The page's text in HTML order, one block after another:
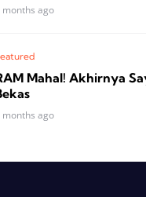
months ago
Mahal! Akhirnya
months ago